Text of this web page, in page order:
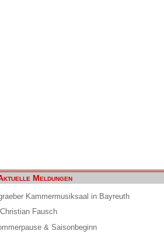
Meldungen
Kammermusiksaal in Bayreuth
Fausch
& Saisonbeginn